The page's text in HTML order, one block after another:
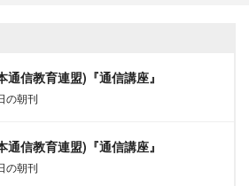
信教育連盟)『通信講座』
の朝刊
信教育連盟)『通信講座』
の朝刊